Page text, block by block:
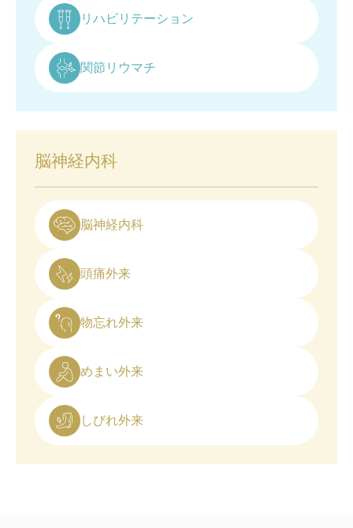
リハビリテーション
関節リウマチ
脳神経内科
脳神経内科
頭痛外来
物忘れ外来
めまい外来
しびれ外来